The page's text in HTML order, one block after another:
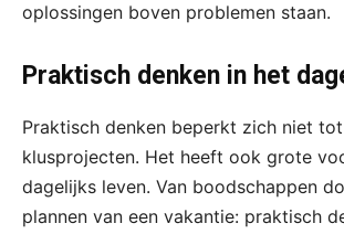
oplossingen boven problemen staan.
Praktisch denken in het
Praktisch denken beperkt zich niet
klusprojecten. Het heeft ook grote
dagelijks leven. Van boodschappen
plannen van een vakantie: praktisch